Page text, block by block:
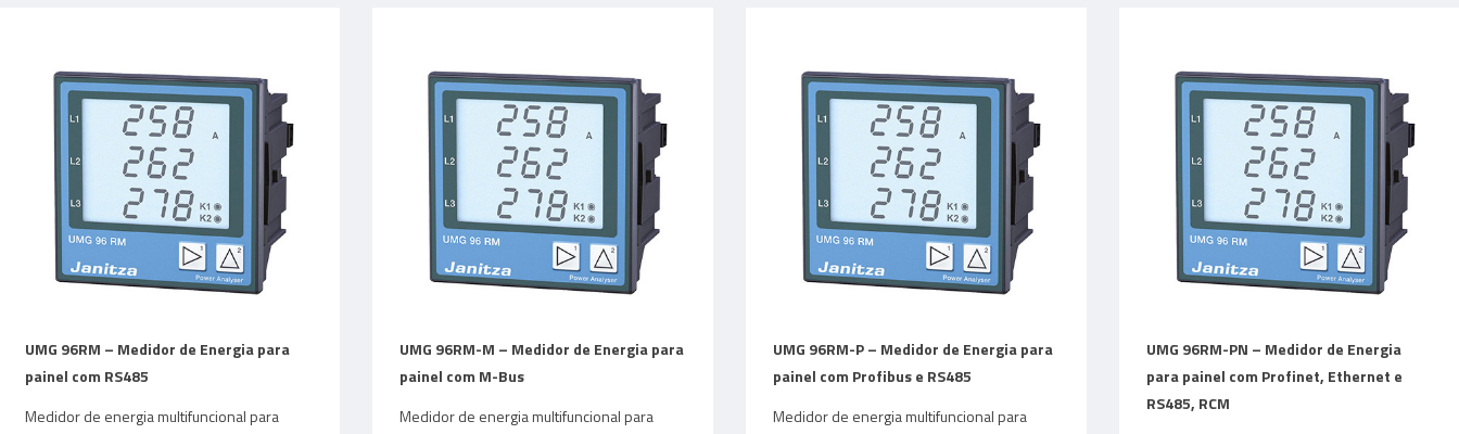
UMG 96RM – Medidor de Energia para
painel com RS485
Medidor de energia multifuncional para
UMG 96RM-M – Medidor de Energia para
painel com M-Bus
Medidor de energia multifuncional para
UMG 96RM-P – Medidor de Energia para
painel com Profibus e RS485
Medidor de energia multifuncional para
UMG 96RM-PN – Medidor de Energia
para painel com Profinet, Ethernet e
RS485, RCM